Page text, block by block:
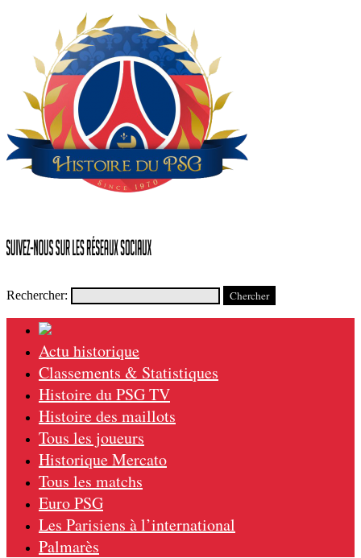
Rechercher:
Actu historique
Classements & Statistiques
Histoire du PSG TV
Histoire des maillots
Tous les joueurs
Historique Mercato
Tous les matchs
Euro PSG
Les Parisiens à l’international
Palmarès